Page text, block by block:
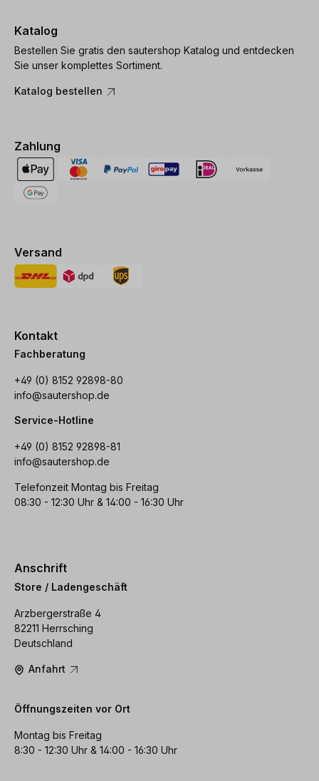
Katalog
Bestellen Sie gratis den sautershop Katalog und entdecken
Sie unser komplettes Sortiment.
Katalog bestellen
Zahlung
Versand
Kontakt
Fachberatung
+49 (0) 8152 92898-80
info@sautershop.de
Service-Hotline
+49 (0) 8152 92898-81
info@sautershop.de
Telefonzeit Montag bis Freitag
08:30 - 12:30 Uhr & 14:00 - 16:30 Uhr
Anschrift
Store / Ladengeschäft
Arzbergerstraße 4
82211 Herrsching
Deutschland
Anfahrt
Öffnungszeiten vor Ort
Montag bis Freitag
8:30 - 12:30 Uhr & 14:00 - 16:30 Uhr